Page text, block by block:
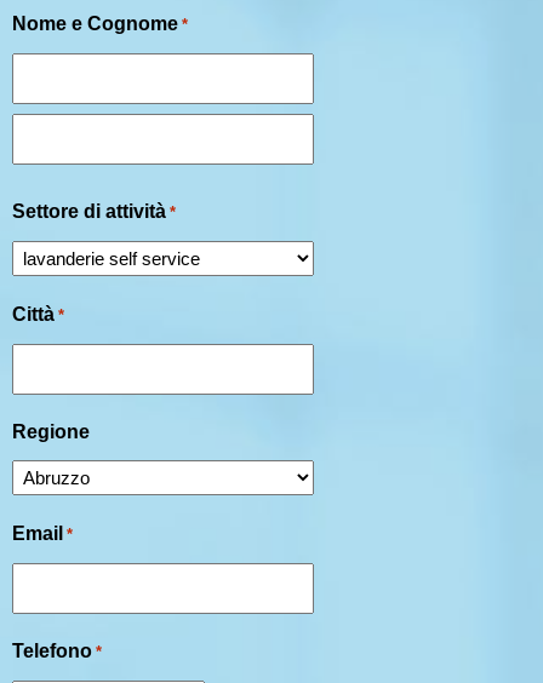
Nome e Cognome *
Settore di attività *
Città *
Regione
Email *
Telefono *